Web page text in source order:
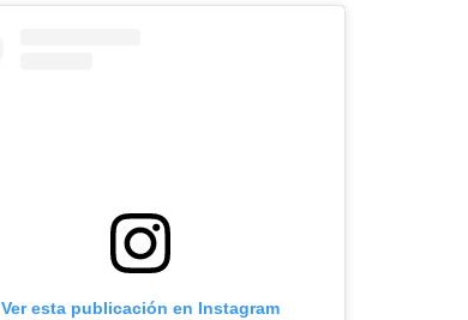
Ver esta publicación en Instagram